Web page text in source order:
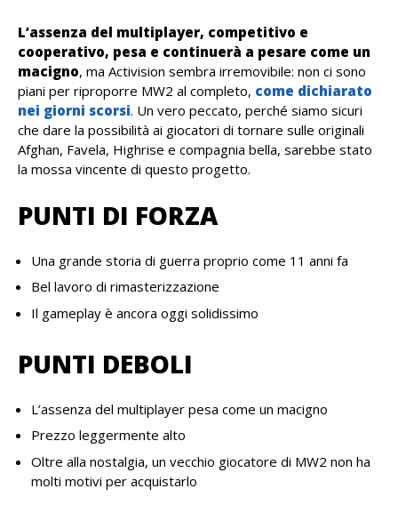
L’assenza del multiplayer, competitivo e
cooperativo, pesa e continuerà a pesare come un
macigno, ma Activision sembra irremovibile: non ci sono
piani per riproporre MW2 al completo, come dichiarato
nei giorni scorsi. Un vero peccato, perché siamo sicuri
che dare la possibilità ai giocatori di tornare sulle originali
Afghan, Favela, Highrise e compagnia bella, sarebbe stato
la mossa vincente di questo progetto.
PUNTI DI FORZA
Una grande storia di guerra proprio come 11 anni fa
Bel lavoro di rimasterizzazione
Il gameplay è ancora oggi solidissimo
PUNTI DEBOLI
L’assenza del multiplayer pesa come un macigno
Prezzo leggermente alto
Oltre alla nostalgia, un vecchio giocatore di MW2 non ha
molti motivi per acquistarlo